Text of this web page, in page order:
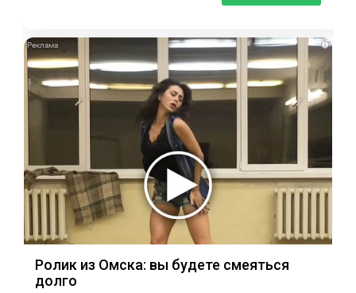
i
Ролик из Омска: вы будете смеяться
долго